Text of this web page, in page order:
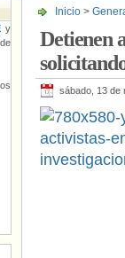
Inicio >
Detienen
sábado, 13 de
y